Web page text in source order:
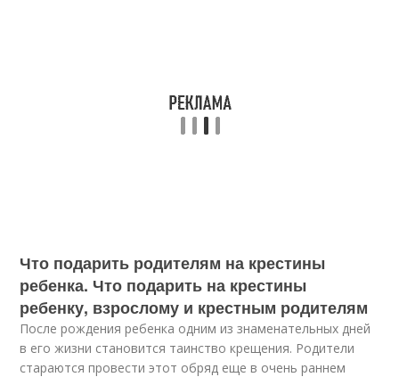
Что подарить родителям на крестины
ребенка. Что подарить на крестины
ребенку, взрослому и крестным родителям
После рождения ребенка одним из знаменательных дней
в его жизни становится таинство крещения. Родители
стараются провести этот обряд еще в очень раннем